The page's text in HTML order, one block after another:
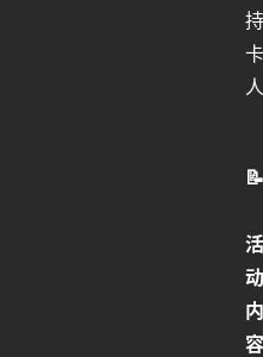
持
卡
人
📝
活
动
内
容